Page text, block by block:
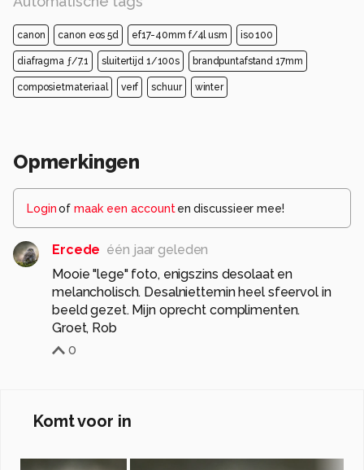
canon canon eos 5d ef17-40mm f/4l usm iso 100
diafragma ƒ/7.1 sluitertijd 1/100s brandpuntafstand 17mm
composietmateriaal verf schuur winter
Opmerkingen
Loginof maak een account en discussieer mee!
Ercede één jaar geleden
Mooie "lege" foto, enigszins desolaat en
melancholisch. Desalniettemin heel sfeervol in
beeld gezet. Mijn oprecht complimenten.
Groet, Rob
0
Komt voor in